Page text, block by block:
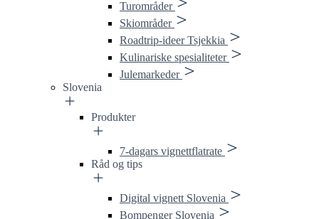
Turområder
Skiområder
Roadtrip-ideer Tsjekkia
Kulinariske spesialiteter
Julemarkeder
Slovenia
Produkter
7-dagars vignettflatrate
Råd og tips
Digital vignett Slovenia
Bompenger Slovenia